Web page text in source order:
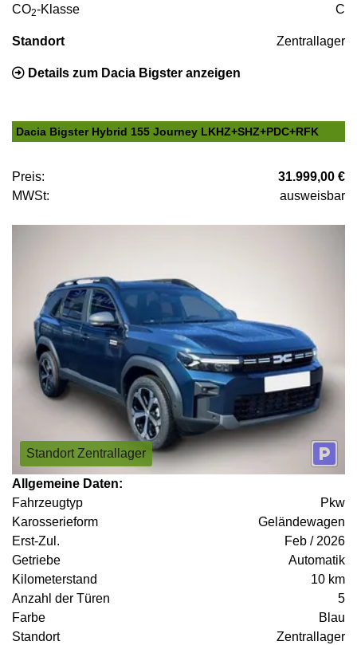
CO2-Klasse C
Standort Zentrallager
Details zum Dacia Bigster anzeigen
Dacia Bigster Hybrid 155 Journey LKHZ+SHZ+PDC+RFK
Preis:
31.999,00 €
MWSt:
ausweisbar
Standort Zentrallager
Allgemeine Daten:
Fahrzeugtyp
Pkw
Karosserieform
Geländewagen
Erst-Zul.
Feb / 2026
Getriebe
Automatik
Kilometerstand
10 km
Anzahl der Türen
5
Farbe
Blau
Standort
Zentrallager